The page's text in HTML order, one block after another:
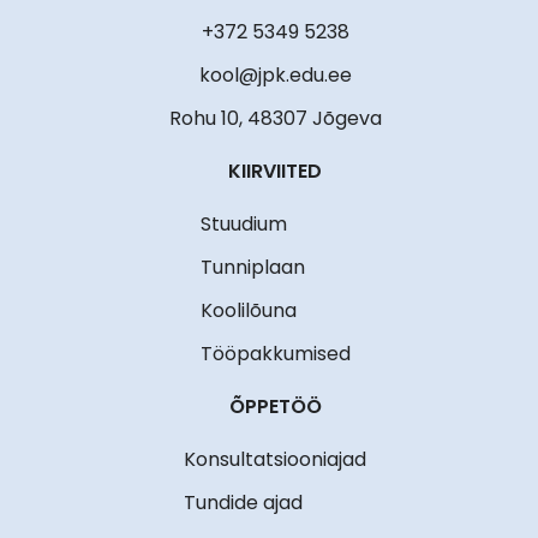
+372 5349 5238
kool@jpk.edu.ee
Rohu 10, 48307 Jõgeva
KIIRVIITED
Stuudium
Tunniplaan
Koolilõuna
Tööpakkumised
ÕPPETÖÖ
Konsultatsiooniajad
Tundide ajad